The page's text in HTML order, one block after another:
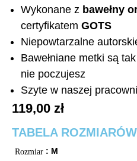
Wykonane z bawełny
certyfikatem GOTS
Niepowtarzalne
Bawełniane metki są
nie poczujesz
Szyte w naszej
119,00 zł
TABELA ROZMIARÓW
Rozmiar : M